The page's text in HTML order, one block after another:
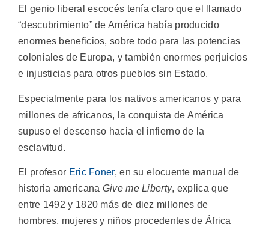
El genio liberal escocés tenía claro que el llamado
“descubrimiento” de América había producido
enormes beneficios, sobre todo para las potencias
coloniales de Europa, y también enormes perjuicios
e injusticias para otros pueblos sin Estado.
Especialmente para los nativos americanos y para
millones de africanos, la conquista de América
supuso el descenso hacia el infierno de la
esclavitud.
El profesor Eric Foner, en su elocuente manual de
historia americana Give me Liberty, explica que
entre 1492 y 1820 más de diez millones de
hombres, mujeres y niños procedentes de África